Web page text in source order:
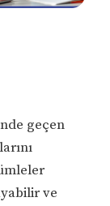
geçen
ve